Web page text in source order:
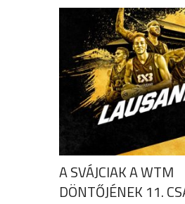
A SVÁJCIAK A WTM
DÖNTŐJÉNEK 11.